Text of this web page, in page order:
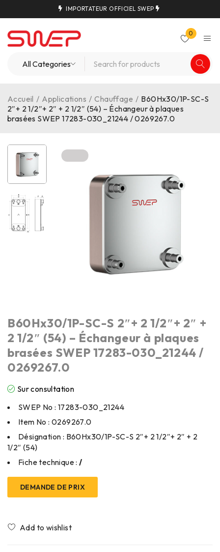
IMPORTATEUR OFFICIEL SWEP
0
Accueil / Applications / Chauffage / B60Hx30/1P-SC-S
2″+ 2 1/2″+ 2″ + 2 1/2″ (54) – Échangeur à plaques
brasées SWEP 17283-030_21244 / 0269267.0
B60Hx30/1P-SC-S 2″+ 2 1/2″+ 2″ +
2 1/2″ (54) – Échangeur à plaques
brasées SWEP 17283-030_21244 /
0269267.0
Sur consultation
SWEP No : 17283-030_21244
Item No : 0269267.0
Désignation : B60Hx30/1P-SC-S 2″+ 2 1/2″+ 2″ + 2
1/2″ (54)
Fiche technique :/
DEMANDE DE PRIX